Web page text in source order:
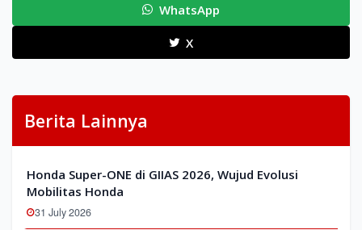
WhatsApp
X
Berita Lainnya
Honda Super-ONE di GIIAS 2026, Wujud Evolusi
Mobilitas Honda
31 July 2026